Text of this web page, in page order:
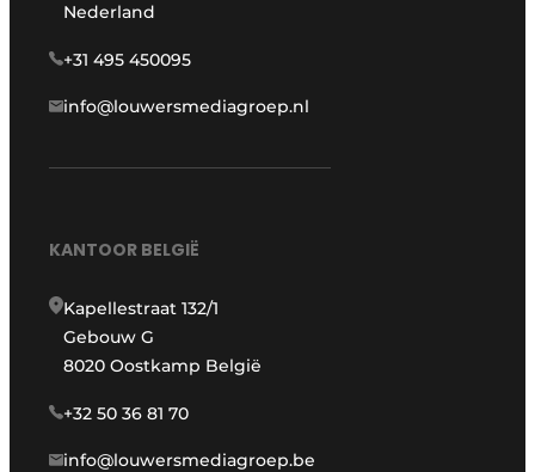
Nederland
+31 495 450095
info@louwersmediagroep.nl
KANTOOR BELGIË
Kapellestraat 132/1
Gebouw G
8020 Oostkamp België
+32 50 36 81 70
info@louwersmediagroep.be